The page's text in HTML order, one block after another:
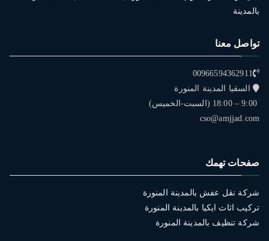
بالمدينة
تواصل معنا
00966594362911
السقيا المدينة المنورة
9:00 – 18:00 (السبت-الخميس)
cso@amjjad.com
صفحات تهمك
شركة نقل عفش بالمدينة المنورة
تركيب اثاث ايكيا بالمدينة المنورة
شركة تنظيف بالمدينة المنورة